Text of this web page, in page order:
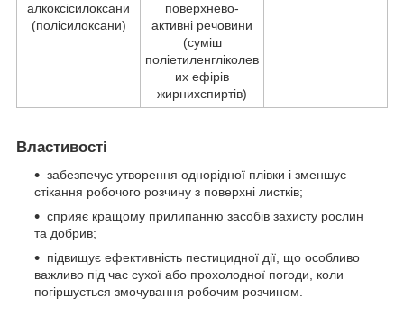
алкоксісилоксани
(полісилоксани)
поверхнево-
активні речовини
(суміш
поліетиленгліколев
их ефірів
жирнихспиртів)
Властивості
забезпечує утворення однорідної плівки і зменшує
стікання робочого розчину з поверхні листків;
сприяє кращому прилипанню засобів захисту рослин
та добрив;
підвищує ефективність пестицидної дії, що особливо
важливо під час сухої або прохолодної погоди, коли
погіршується змочування робочим розчином.